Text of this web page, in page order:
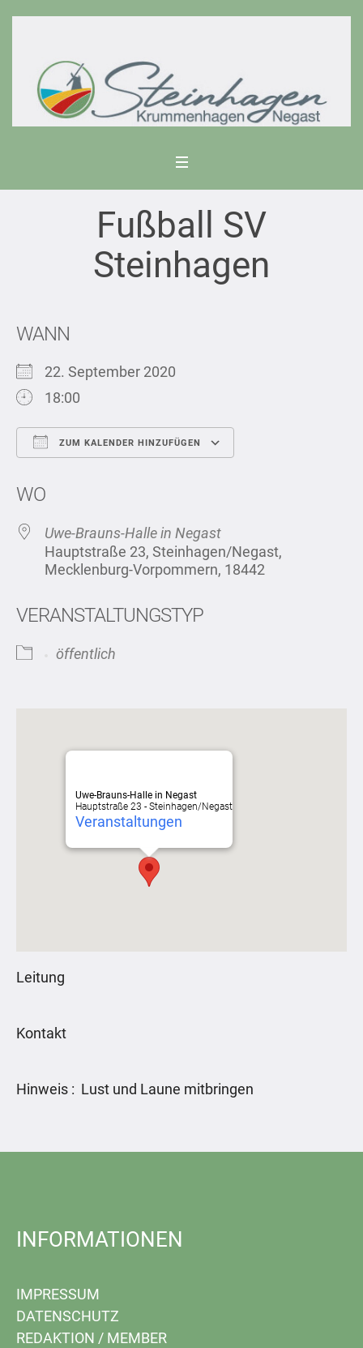
Fußball SV
Steinhagen
WANN
22. September 2020
18:00
ZUM KALENDER HINZUFÜGEN
WO
Uwe-Brauns-Halle in Negast
Hauptstraße 23, Steinhagen/Negast,
Mecklenburg-Vorpommern, 18442
VERANSTALTUNGSTYP
öffentlich
Uwe-Brauns-Halle in Negast
Hauptstraße 23 - Steinhagen/Negast
Veranstaltungen
Leitung
Kontakt
Hinweis : Lust und Laune mitbringen
INFORMATIONEN
IMPRESSUM
DATENSCHUTZ
REDAKTION / MEMBER